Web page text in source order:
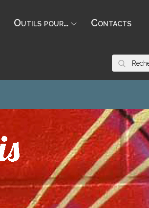
Outils pour… Contacts
Item contacter